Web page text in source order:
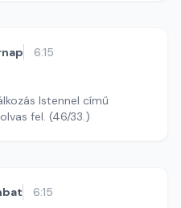
6:15
Istennel című
fel. (46/33.)
6:15